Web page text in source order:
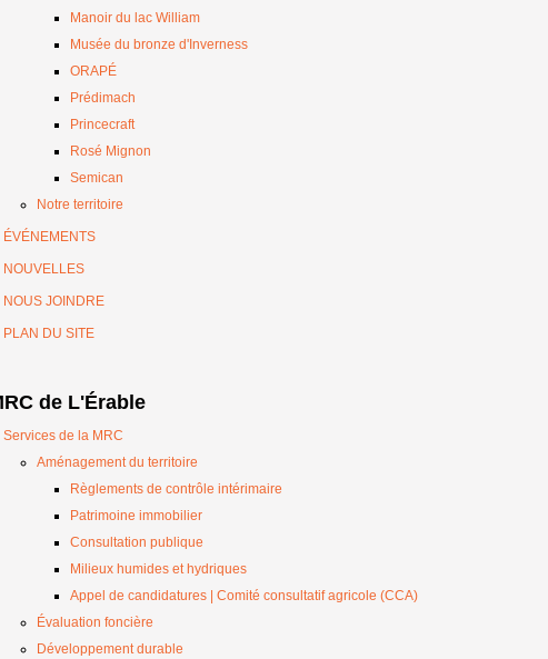
Manoir du lac William
Musée du bronze d'Inverness
ORAPÉ
Prédimach
Princecraft
Rosé Mignon
Semican
Notre territoire
ÉVÉNEMENTS
NOUVELLES
NOUS JOINDRE
PLAN DU SITE
de L'Érable
Services de la MRC
Aménagement du territoire
Règlements de contrôle intérimaire
Patrimoine immobilier
Consultation publique
Milieux humides et hydriques
Appel de candidatures | Comité consultatif agricole (CCA)
Évaluation foncière
Développement durable